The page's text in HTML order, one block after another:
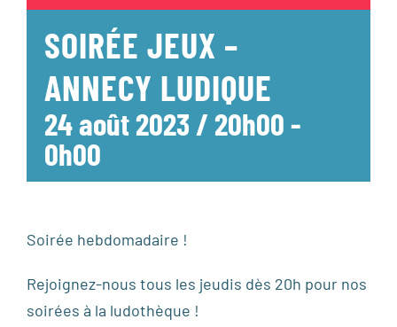
SOIRÉE JEUX –
ANNECY LUDIQUE
24 août 2023 / 20h00-
0h00
Soirée hebdomadaire !
Rejoignez-nous tous les jeudis dès 20h pour nos
soirées à la ludothèque !